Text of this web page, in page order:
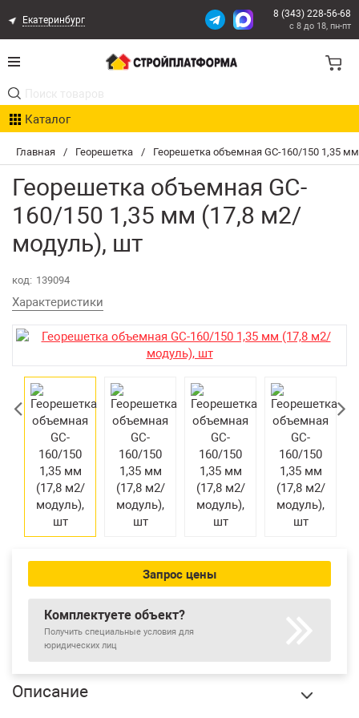
Главная / Георешетка / Георешетка объемная GC-160/150 1,35
Георешетка объемная GC-
160/150 1,35 мм (17,8 м2/
модуль), шт
код: 139094
Характеристики
Запрос цены
Комплектуете объект?
Получить специальные условия для
юридических лиц
Описание
Екатеринбург
8 (343) 228-56-68
с 8 до 18, пн-пт
Каталог
Акции
Расчет доставки
Организациям
Опыт поставок
Статьи
Контакты
Екатеринбург